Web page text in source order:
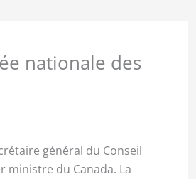
nationale des
général du Conseil
ministre du Canada. La